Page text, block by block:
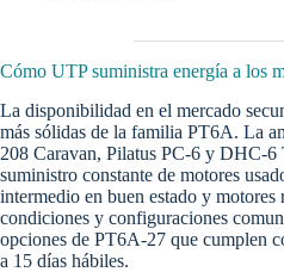
Cómo UTP suministra energía a los
La disponibilidad en el mercado
más sólidas de la familia PT6A. La
208 Caravan, Pilatus PC-6 y DHC-6
suministro constante de motores
intermedio en buen estado y motores
condiciones y configuraciones
opciones de PT6A-27 que cumplen
a 15 días hábiles.